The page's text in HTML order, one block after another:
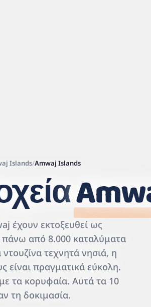
| ©
Islands/Amwaj Islands
έχουν εκτοξευθεί ως
πάνω από 8.000 καταλύματα
τεχνητά νησιά, η
είναι πραγματικά εύκολη.
τα κορυφαία. Αυτά τα 10
τη δοκιμασία.